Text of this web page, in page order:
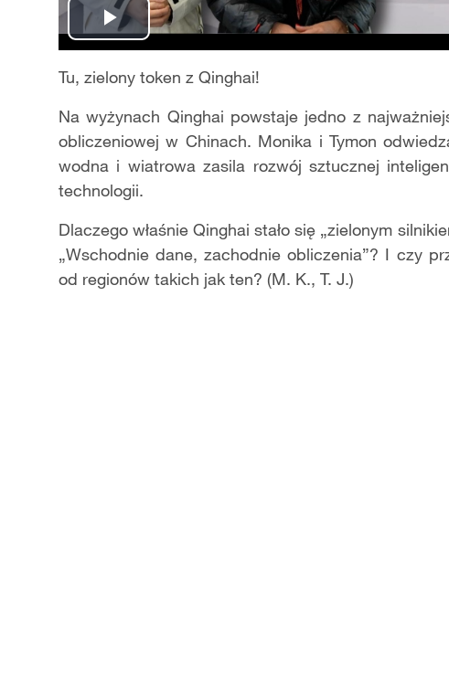
Play
Video
Tu, zielony token z Qinghai!
Na wyżynach Qinghai powstaje jedno z
obliczeniowej w Chinach. Monika i Tymon
wodna i wiatrowa zasila rozwój sztucznej
technologii.
Dlaczego właśnie Qinghai stało się „zielonym
„Wschodnie dane, zachodnie obliczenia”? I czy
od regionów takich jak ten? (M. K., T. J.)